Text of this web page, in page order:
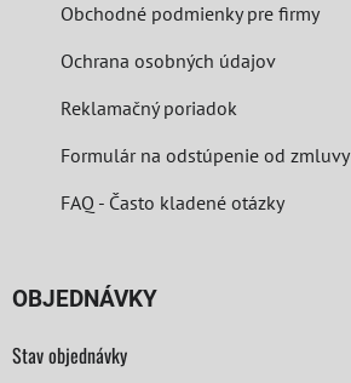
Obchodné podmienky pre firmy
Ochrana osobných údajov
Reklamačný poriadok
Formulár na odstúpenie od zmluvy
FAQ - Často kladené otázky
OBJEDNÁVKY
Stav objednávky